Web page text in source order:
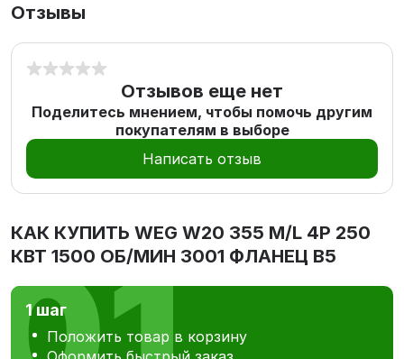
Отзывы
Отзывов еще нет
Поделитесь мнением, чтобы помочь другим
покупателям в выборе
Написать отзыв
КАК КУПИТЬ WEG W20 355 M/L 4P 250
КВТ 1500 ОБ/МИН 3001 ФЛАНЕЦ В5
1 шаг
Положить товар в корзину